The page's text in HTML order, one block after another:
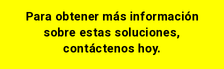
Para obtener más información
sobre estas soluciones,
contáctenos hoy.